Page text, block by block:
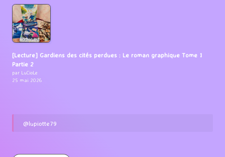
Partie 2
par LuCioLe
25 mai 2026
Categories